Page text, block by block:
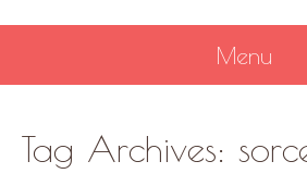
Menu
TO
CONTENT
Tag Archives: